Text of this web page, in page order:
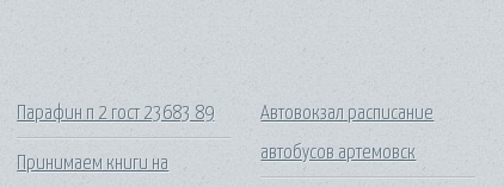
Парафин п 2 гост 23683 89
Принимаем книги на
Автовокзал расписание
автобусов артемовск